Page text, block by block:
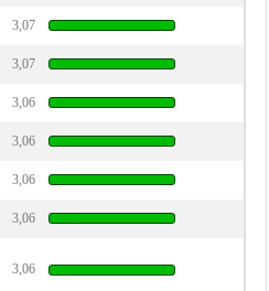
3,07
3,07
3,06
3,06
3,06
3,06
3,06